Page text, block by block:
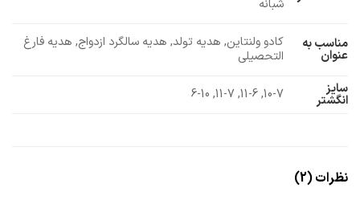
شبانه
مناسب به
عنوان
کادو ولنتاین, هدیه تولد, هدیه سالگرد ازدواج, هدیه فارغ
التحصیلی
سایز
انگشتر 10-7, 11-6, 11-7, 6-10
نظرات (2)